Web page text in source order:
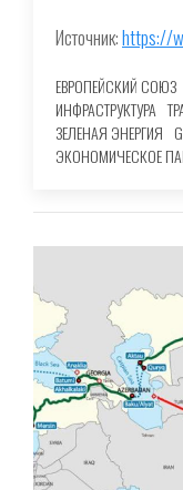
Источник:https://
ЕВРОПЕЙСКИЙ СОЮЗ
ИНФРАСТРУКТУРА
ЗЕЛЕНАЯ ЭНЕРГИЯ
ЭКОНОМИЧЕСКОЕ